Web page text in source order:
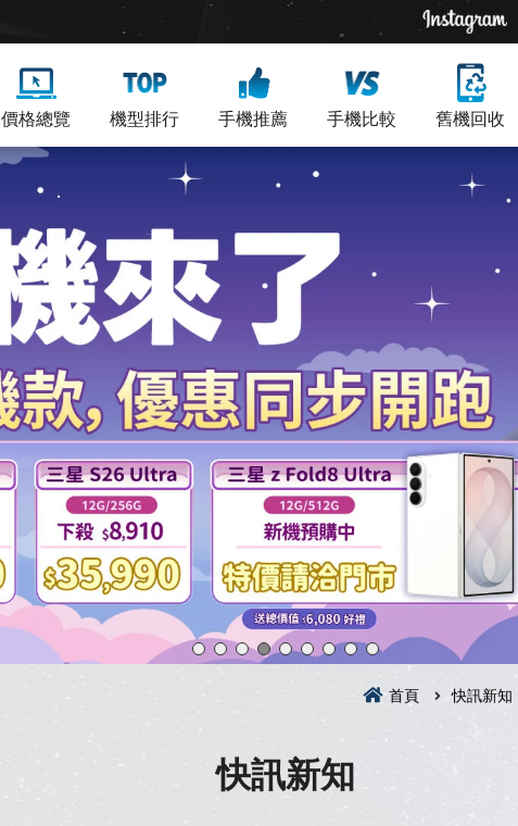
價格總覽 機型排行 手機推薦 手機比較 舊機回收
首頁 快訊新知
快訊新知